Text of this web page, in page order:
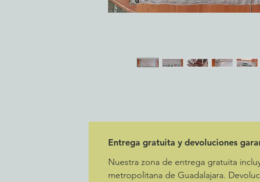
Entrega gratuita y devoluciones
Nuestra zona de entrega gratuita
metropolitana de Guadalajara.